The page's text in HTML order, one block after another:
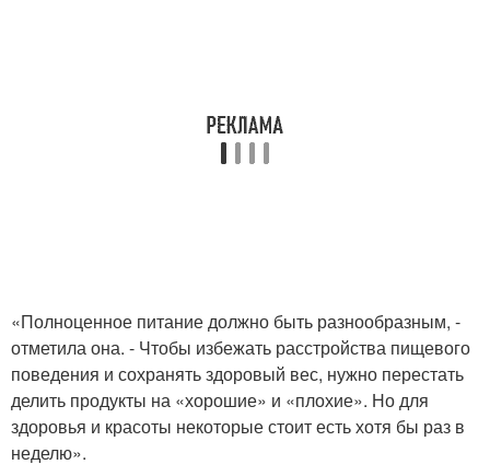
«Полноценное питание должно быть разнообразным, -
отметила она. - Чтобы избежать расстройства пищевого
поведения и сохранять здоровый вес, нужно перестать
делить продукты на «хорошие» и «плохие». Но для
здоровья и красоты некоторые стоит есть хотя бы раз в
неделю».